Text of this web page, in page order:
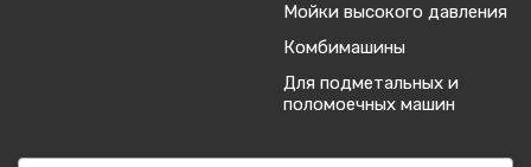
Мойки высокого давления
Комбимашины
Для подметальных и
поломоечных машин